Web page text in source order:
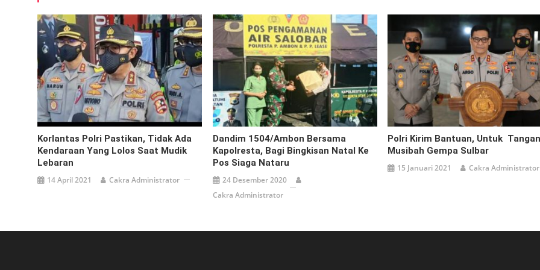
Korlantas Polri Pastikan, Tidak Ada
Kendaraan Yang Lolos Saat Mudik
Lebaran
14 April 2021 Cakra Administrator
Dandim 1504/Ambon Bersama
Kapolresta, Bagi Bingkisan Natal Ke
Pos Siaga Nataru
24 Desember 2020
Cakra Administrator
Polri Kirim Bantuan, Untuk
Musibah Gempa Sulbar
15 Januari 2021 Cakra Administrator